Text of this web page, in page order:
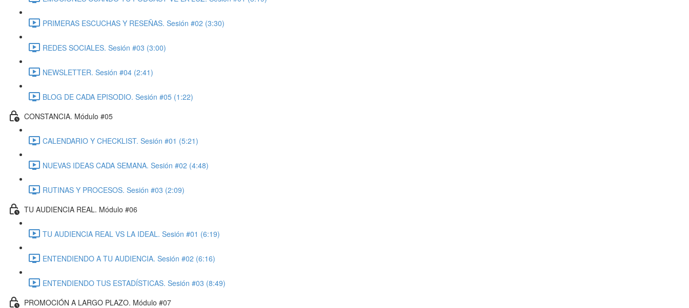
PRIMERAS ESCUCHAS Y RESEÑAS. Sesión #02 (3:30)
REDES SOCIALES. Sesión #03 (3:00)
NEWSLETTER. Sesión #04 (2:41)
BLOG DE CADA EPISODIO. Sesión #05 (1:22)
CONSTANCIA. Módulo #05
CALENDARIO Y CHECKLIST. Sesión #01 (5:21)
NUEVAS IDEAS CADA SEMANA. Sesión #02 (4:48)
RUTINAS Y PROCESOS. Sesión #03 (2:09)
TU AUDIENCIA REAL. Módulo #06
TU AUDIENCIA REAL VS LA IDEAL. Sesión #01 (6:19)
ENTENDIENDO A TU AUDIENCIA. Sesión #02 (6:16)
ENTENDIENDO TUS ESTADÍSTICAS. Sesión #03 (8:49)
PROMOCIÓN A LARGO PLAZO. Módulo #07